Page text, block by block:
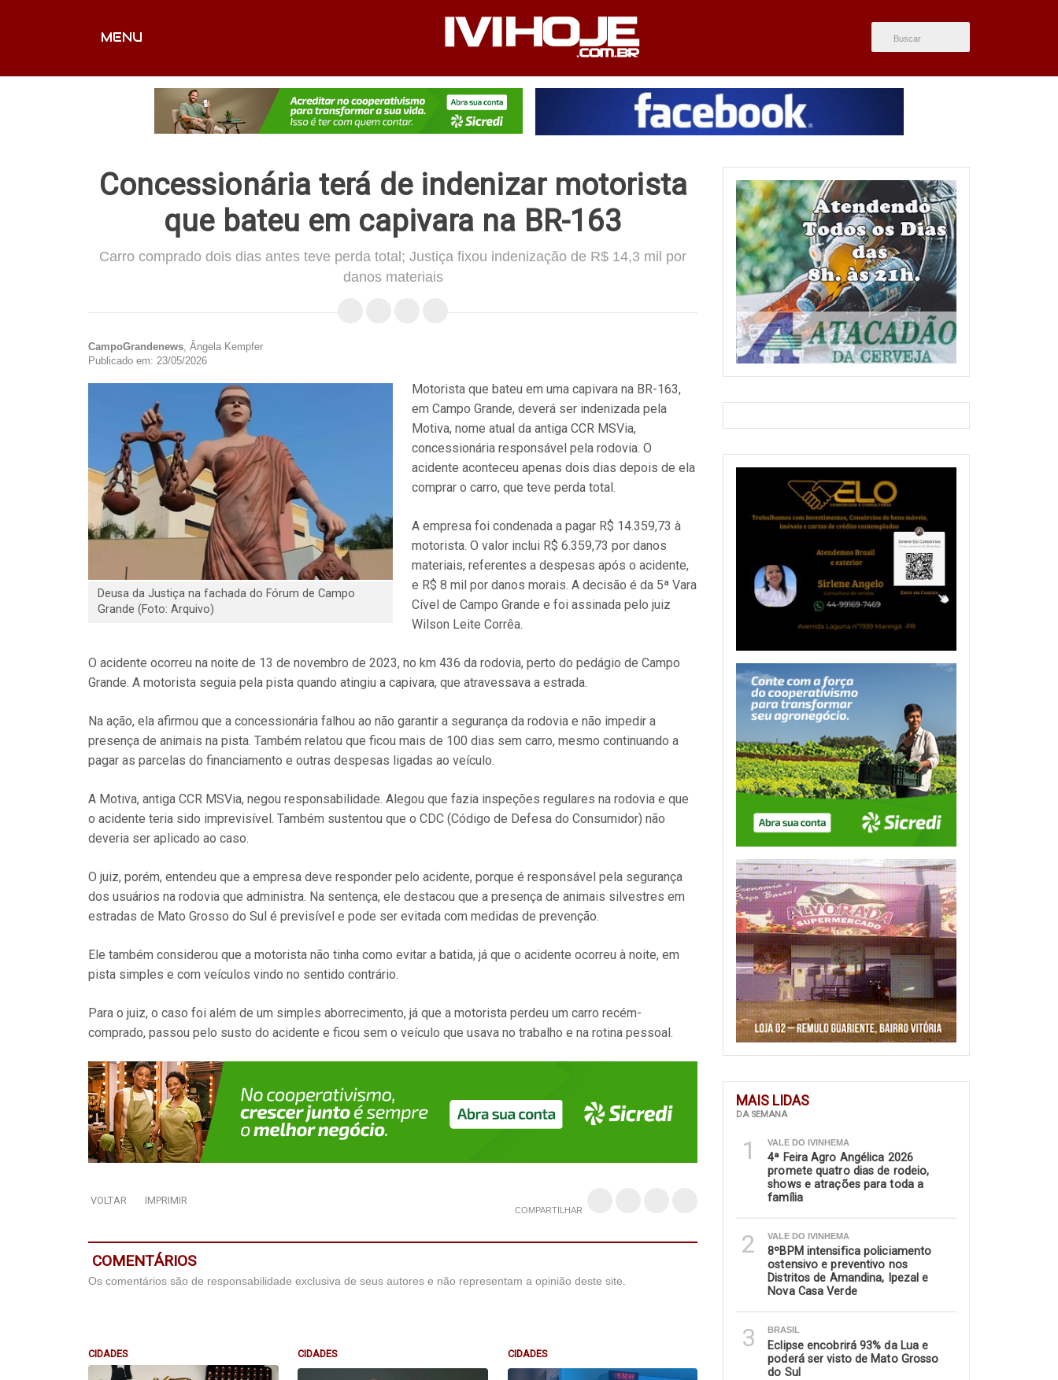
MENU
FALE CONOSCO
Concessionária terá de indenizar motorista
que bateu em capivara na BR-163
Carro comprado dois dias antes teve perda total; Justiça fixou indenização de R$ 14,3 mil por
danos materiais
MAIS LIDAS
DA SEMANA
1 VALE DO IVINHEMA
4ª Feira Agro Angélica 2026
promete quatro dias de rodeio,
shows e atrações para toda a
família
2 VALE DO IVINHEMA
8ºBPM intensifica policiamento
ostensivo e preventivo nos
Distritos de Amandina, Ipezal e
Nova Casa Verde
3 BRASIL
Eclipse encobrirá 93% da Lua e
poderá ser visto de Mato Grosso
do Sul
CampoGrandenews, Ângela Kempfer
Publicado em: 23/05/2026
Deusa da Justiça na fachada do Fórum de Campo
Grande (Foto: Arquivo)
Motorista que bateu em uma capivara na BR-163,
em Campo Grande, deverá ser indenizada pela
Motiva, nome atual da antiga CCR MSVia,
concessionária responsável pela rodovia. O
acidente aconteceu apenas dois dias depois de ela
comprar o carro, que teve perda total.
A empresa foi condenada a pagar R$ 14.359,73 à
motorista. O valor inclui R$ 6.359,73 por danos
materiais, referentes a despesas após o acidente,
e R$ 8 mil por danos morais. A decisão é da 5ª Vara
Cível de Campo Grande e foi assinada pelo juiz
Wilson Leite Corrêa.
O acidente ocorreu na noite de 13 de novembro de 2023, no km 436 da rodovia, perto do pedágio de Campo
Grande. A motorista seguia pela pista quando atingiu a capivara, que atravessava a estrada.
Na ação, ela afirmou que a concessionária falhou ao não garantir a segurança da rodovia e não impedir a
presença de animais na pista. Também relatou que ficou mais de 100 dias sem carro, mesmo continuando a
pagar as parcelas do financiamento e outras despesas ligadas ao veículo.
A Motiva, antiga CCR MSVia, negou responsabilidade. Alegou que fazia inspeções regulares na rodovia e que
o acidente teria sido imprevisível. Também sustentou que o CDC (Código de Defesa do Consumidor) não
deveria ser aplicado ao caso.
O juiz, porém, entendeu que a empresa deve responder pelo acidente, porque é responsável pela segurança
dos usuários na rodovia que administra. Na sentença, ele destacou que a presença de animais silvestres em
estradas de Mato Grosso do Sul é previsível e pode ser evitada com medidas de prevenção.
Ele também considerou que a motorista não tinha como evitar a batida, já que o acidente ocorreu à noite, em
pista simples e com veículos vindo no sentido contrário.
Para o juiz, o caso foi além de um simples aborrecimento, já que a motorista perdeu um carro recém-
comprado, passou pelo susto do acidente e ficou sem o veículo que usava no trabalho e na rotina pessoal.
VOLTAR IMPRIMIR
COMPARTILHAR
COMENTÁRIOS
Os comentários são de responsabilidade exclusiva de seus autores e não representam a opinião deste site.
CIDADES CIDADES CIDADES